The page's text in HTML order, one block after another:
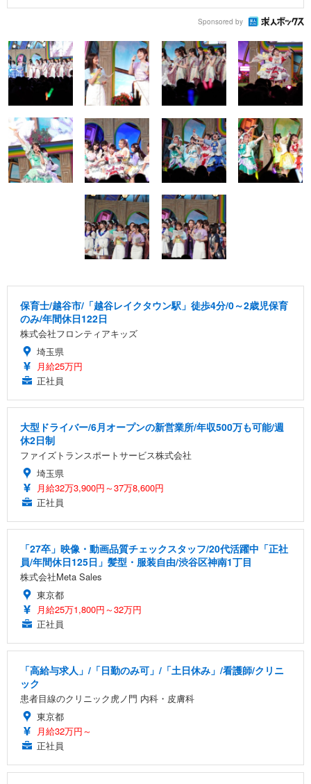
Sponsored by
保育士/越谷市/「越谷レイクタウン駅」徒歩4分/0～2歳児保育
のみ/年間休日122日
株式会社フロンティアキッズ
埼玉県
月給25万円
正社員
大型ドライバー/6月オープンの新営業所/年収500万も可能/週
休2日制
ファイズトランスポートサービス株式会社
埼玉県
月給32万3,900円～37万8,600円
正社員
「27卒」映像・動画品質チェックスタッフ/20代活躍中「正社
員/年間休日125日」髪型・服装自由/渋谷区神南1丁目
株式会社Meta Sales
東京都
月給25万1,800円～32万円
正社員
「高給与求人」/「日勤のみ可」/「土日休み」/看護師/クリニ
ック
患者目線のクリニック虎ノ門 内科・皮膚科
東京都
月給32万円～
正社員